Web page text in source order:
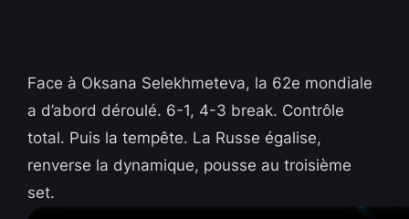
Face à Oksana Selekhmeteva, la 62e mondiale
a d’abord déroulé. 6-1, 4-3 break. Contrôle
total. Puis la tempête. La Russe égalise,
renverse la dynamique, pousse au troisième
set.